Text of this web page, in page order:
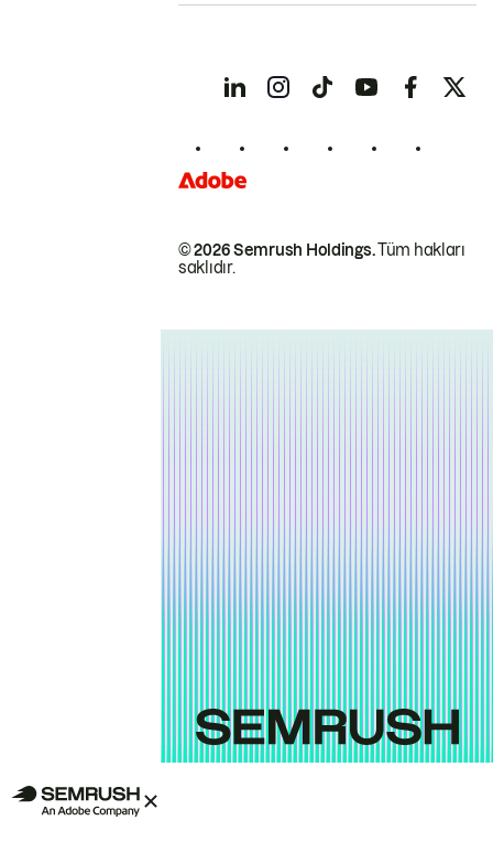
© 2026 Semrush Holdings.Tüm hakları
saklıdır.